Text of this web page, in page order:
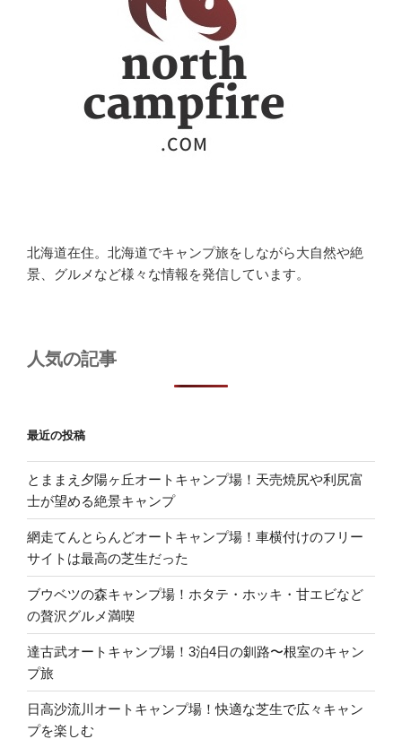
北海道在住。北海道でキャンプ旅をしながら大自然や絶
景、グルメなど様々な情報を発信しています。
人気の記事
最近の投稿
とままえ夕陽ヶ丘オートキャンプ場！天売焼尻や利尻富
士が望める絶景キャンプ
網走てんとらんどオートキャンプ場！車横付けのフリー
サイトは最高の芝生だった
ブウベツの森キャンプ場！ホタテ・ホッキ・甘エビなど
の贅沢グルメ満喫
達古武オートキャンプ場！3泊4日の釧路〜根室のキャン
プ旅
日高沙流川オートキャンプ場！快適な芝生で広々キャン
プを楽しむ